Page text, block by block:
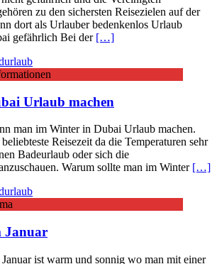
zu den sichersten Reisezielen auf der
dort als Urlauber bedenkenlos Urlaub
gefährlich Bei der […]
Urlaub machen
man im Winter in Dubai Urlaub machen.
Reisezeit da die Temperaturen sehr
Badeurlaub oder sich die
Warum sollte man im Winter […]
Januar
ist warm und sonnig wo man mit einer